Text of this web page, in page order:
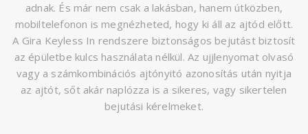
adnak. És már nem csak a lakásban, hanem útközben,
mobiltelefonon is megnézheted, hogy ki áll az ajtód előtt.
A Gira Keyless In rendszere biztonságos bejutást biztosít
az épületbe kulcs használata nélkül. Az ujjlenyomat olvasó
vagy a számkombinációs ajtónyitó azonosítás után nyitja
az ajtót, sőt akár naplózza is a sikeres, vagy sikertelen
bejutási kérelmeket.